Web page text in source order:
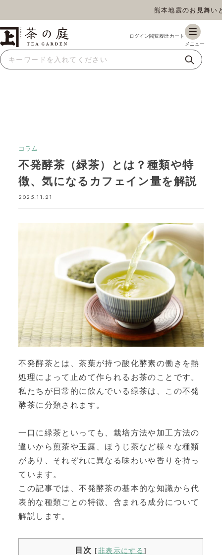
熊本地震のお見舞いとお荷
ギフト 特上高級茶 深蒸し茶 水出し茶
コラム
不発酵茶（緑茶）とは？種類や特
徴、気になるカフェイン量を解説
2025.11.21
不発酵茶とは、茶葉が持つ酸化酵素の働きを熱
処理によって止めて作られるお茶のことです。
私たちが日常的に飲んでいる緑茶は、この不発
酵茶に分類されます。
一口に緑茶といっても、栽培方法や加工方法の
違いから煎茶や玉露、ほうじ茶など様々な種類
があり、それぞれに異なる味わいや香りを持っ
ています。
この記事では、不発酵茶の基本的な知識から代
表的な種類ごとの特徴、含まれる成分について
解説します。
目次 [非表示にする]